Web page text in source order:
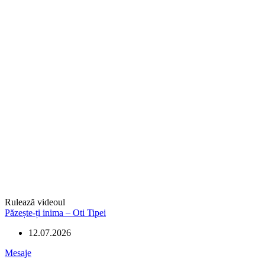
Rulează videoul
Păzește-ți inima – Oti Tipei
12.07.2026
Mesaje